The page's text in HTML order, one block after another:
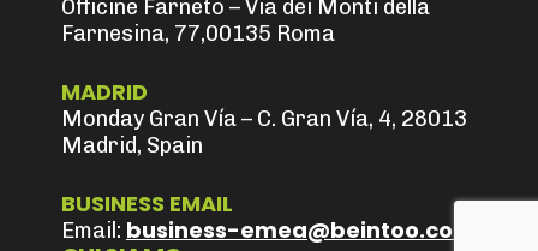
Officine Farneto – Via dei Monti della
Farnesina, 77,00135 Roma
MADRID
Monday Gran Vía – C. Gran Vía, 4, 28013
Madrid, Spain
BUSINESS EMAIL
Email: business-emea@beintoo.com